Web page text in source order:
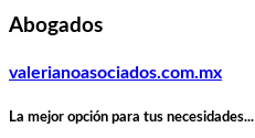
Abogados
valerianoasociados.com.mx
La mejor opción para tus necesidades...